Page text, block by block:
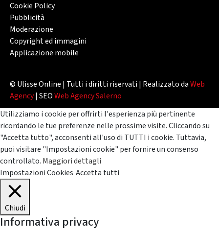
Cookie Policy
Pubblicità
Moderazione
Copyright ed immagini
Applicazione mobile
© Ulisse Online | Tutti i diritti riservati | Realizzato daWeb
Agency| SEOWeb Agency Salerno
Utilizziamo i cookie per offrirti l'esperienza più pertinente
ricordando le tue preferenze nelle prossime visite. Cliccando su
"Accetta tutto", acconsenti all'uso di TUTTI i cookie. Tuttavia,
puoi visitare "Impostazioni cookie" per fornire un consenso
controllato. Maggiori dettagli
Impostazioni Cookies Accetta tutti
Chiudi
Informativa privacy